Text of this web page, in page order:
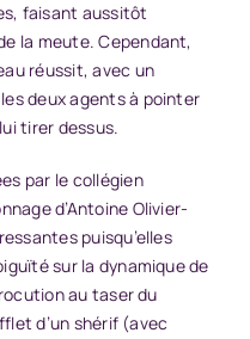
faisant aussitôt
la meute. Cependant,
réussit, avec un
deux agents à pointer
tirer dessus.
par le collégien
d’Antoine Olivier-
puisqu’elles
sur la dynamique de
au taser du
d’un shérif (avec